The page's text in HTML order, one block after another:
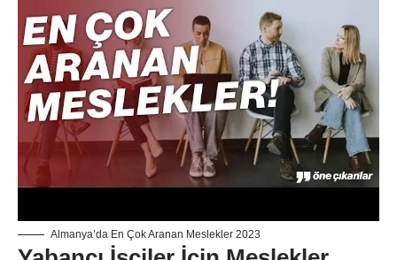
Almanya’da En Çok Aranan Meslekler 2023